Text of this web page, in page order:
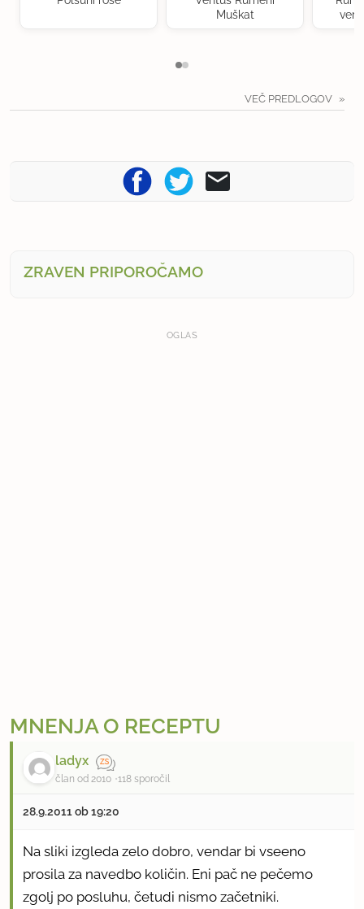
Muškat
VEČ PREDLOGOV
ZRAVEN PRIPOROČAMO
OGLAS
MNENJA O RECEPTU
ladyx
član od 2010 118 sporočil
28.9.2011 ob 19:20
Na sliki izgleda zelo dobro, vendar bi vseeno
prosila za navedbo količin. Eni pač ne pečemo
zgolj po posluhu, četudi nismo začetniki.